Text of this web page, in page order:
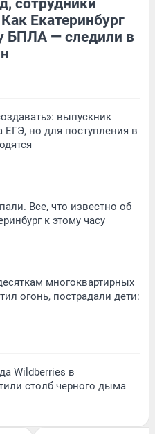
сотрудники
Екатеринбург
БПЛА — следили в
выпускник
ЕГЭ, но для поступления в
Все, что известно об
к этому часу
многоквартирных
огонь, пострадали дети:
Wildberries в
столб черного дыма